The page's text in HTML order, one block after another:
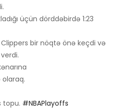
üçün dörddəbirdə 1:23
bir nöqtə önə keçdi və
topu. #NBAPlayoffs